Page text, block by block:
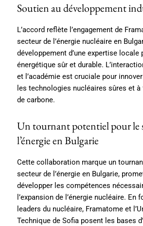
Soutien au développement
L’accord reflète l’engagement de
secteur de l’énergie nucléaire en
développement d’une expertise locale
énergétique sûr et durable.
et l’académie est cruciale pour
les technologies nucléaires sûres et
de carbone.
Un tournant potentiel pour le
l’énergie en Bulgarie
Cette collaboration marque un
secteur de l’énergie en Bulgarie,
développer les compétences
l’expansion de l’énergie nucléaire. En
leaders du nucléaire, Framatome et
Technique de Sofia posent les bases